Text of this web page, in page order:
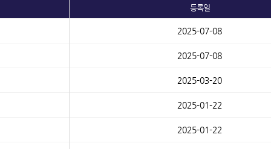
등록일
2025-07-08
2025-07-08
2025-03-20
2025-01-22
2025-01-22